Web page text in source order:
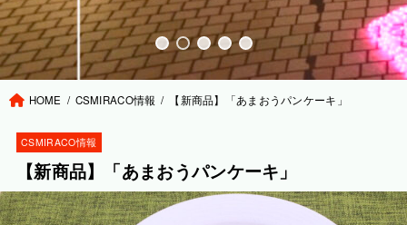
HOME CSMIRACO情報 【新商品】「あまおうパンケーキ」
CSMIRACO情報
【新商品】「あまおうパンケーキ」